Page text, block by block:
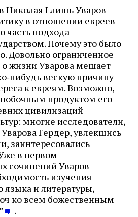
Николая I лишь Уваров
в отношении евреев
часть подхода
Почему это было
Довольно ограниченное
о жизни Уварова мешает
вескую причину
к евреям. Возможно,
побочным продуктом его
цивилизаций
многие исследователи,
Гердер, увлекшись
заинтересовались
в первом
сочинений Уваров
изучения
языка и литературы,
ко всем божественным
.